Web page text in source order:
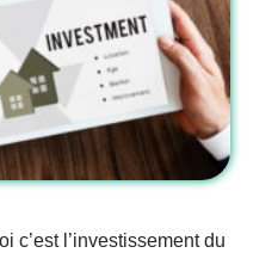
c’est l’investissement du